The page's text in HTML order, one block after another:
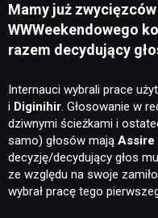
Mamy już
WWWeekendowego
razem decydujący
Internauci wybrali prace
i Diginihir. Głosowanie w
dziwnymi ścieżkami i
samo) głosów mają Assire
decyzję/decydujący głos
ze względu na swoje
wybrał pracę tego